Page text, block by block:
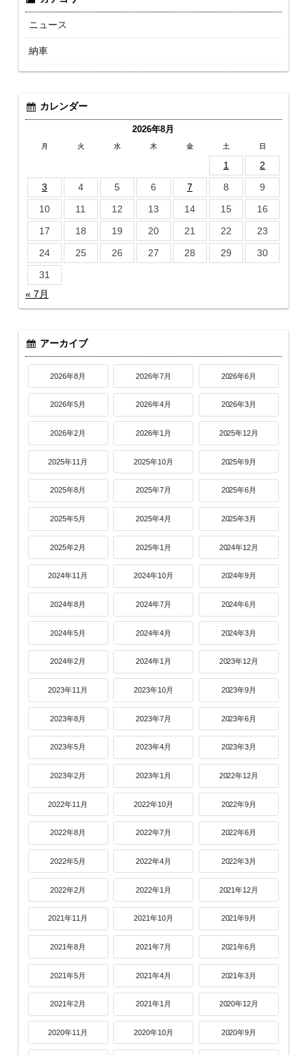
ニュース
納車
カレンダー
2026年8月
月 火 水 木 金 土 日
1
2
3
4 5 6 7 8
9
10
11 12 13 14 15
16
17
18 19 20 21 22
23
24
25 26 27 28 29
30
31
« 7月
アーカイブ
2026年8月 2026年7月 2026年6月
2026年5月 2026年4月 2026年3月
2026年2月 2026年1月 2025年12月
2025年11月 2025年10月 2025年9月
2025年8月 2025年7月 2025年6月
2025年5月 2025年4月 2025年3月
2025年2月 2025年1月 2024年12月
2024年11月 2024年10月 2024年9月
2024年8月 2024年7月 2024年6月
2024年5月 2024年4月 2024年3月
2024年2月 2024年1月 2023年12月
2023年11月 2023年10月 2023年9月
2023年8月 2023年7月 2023年6月
2023年5月 2023年4月 2023年3月
2023年2月 2023年1月 2022年12月
2022年11月 2022年10月 2022年9月
2022年8月 2022年7月 2022年6月
2022年5月 2022年4月 2022年3月
2022年2月 2022年1月 2021年12月
2021年11月 2021年10月 2021年9月
2021年8月 2021年7月 2021年6月
2021年5月 2021年4月 2021年3月
2021年2月 2021年1月 2020年12月
2020年11月 2020年10月 2020年9月